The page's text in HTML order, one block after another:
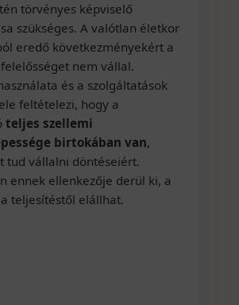
törvényes képviselő
szükséges. A valótlan életkor
eredő következményekért a
nem vállal.
és a szolgáltatások
feltételezi, hogy a
teljes szellemi
birtokában van,
tud vállalni döntéseiért.
ennek ellenkezője derül ki, a
teljesítéstől elállhat.